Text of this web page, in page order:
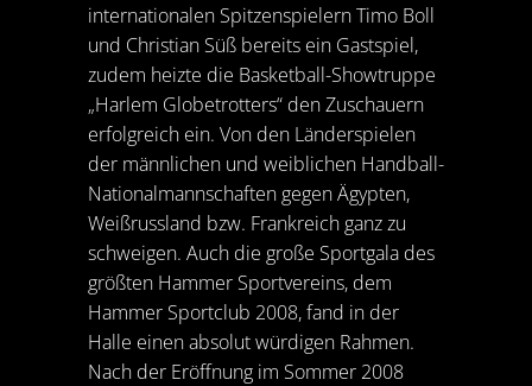
internationalen Spitzenspielern Timo Boll
und Christian Süß bereits ein Gastspiel,
zudem heizte die Basketball-Showtruppe
„Harlem Globetrotters“ den Zuschauern
erfolgreich ein. Von den Länderspielen
der männlichen und weiblichen Handball-
Nationalmannschaften gegen Ägypten,
Weißrussland bzw. Frankreich ganz zu
schweigen. Auch die große Sportgala des
größten Hammer Sportvereins, dem
Hammer Sportclub 2008, fand in der
Halle einen absolut würdigen Rahmen.
Nach der Eröffnung im Sommer 2008